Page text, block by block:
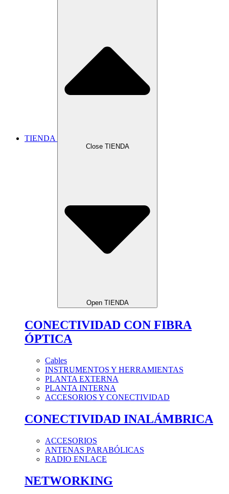
TIENDA
Close TIENDA
Open TIENDA
CONECTIVIDAD CON FIBRA
ÓPTICA
Cables
INSTRUMENTOS Y HERRAMIENTAS
PLANTA EXTERNA
PLANTA INTERNA
ACCESORIOS Y CONECTIVIDAD
CONECTIVIDAD INALÁMBRICA
ACCESORIOS
ANTENAS PARABÓLICAS
RADIO ENLACE
NETWORKING